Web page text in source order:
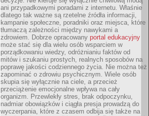
ani przypadkowymi poradami z internetu. Właśnie
dlatego tak ważne są rzetelne źródła informacji,
kampanie społeczne, poradniki oraz miejsca, które
tłumaczą zależności między nawykami a
zdrowiem. Dobrze opracowany portal edukacyjny
może stać się dla wielu osób wsparciem w
porządkowaniu wiedzy, odróżnianiu faktów od
mitów i szukaniu prostych, realnych sposobów na
poprawę jakości codziennego życia. Nie można też
zapominać o zdrowiu psychicznym. Wiele osób
skupia się wyłącznie na ciele, a przecież
przeciążenie emocjonalne wpływa na cały
organizm. Przewlekły stres, brak odpoczynku,
nadmiar obowiązków i ciągła presja prowadzą do
wyczerpania, które z czasem odbija się także na